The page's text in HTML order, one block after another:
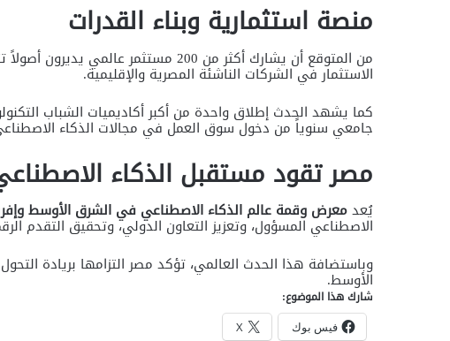
منصة استثمارية وبناء القدرات
من المتوقع أن يشارك أكثر من 200
الاستثمار في الشركات الناشئة المصرية والإقليمية.
جامعي سنوياً من دخول سوق العمل في مجالات الذكاء الاصطناعي
مصر تقود مستقبل الذكاء
يُعدمعرض وقمة عالم الذكاء الاصطناعي في الشرق الأوسط وإفريقيا
الاصطناعي المسؤول، وتعزيز التعاون الدولي، وتحقيق التقدم
وباستضافة هذا الحدث العالمي، تؤكد مصر التزامها بريادة
الأوسط.
شارك هذا الموضوع:
فيس بوك X